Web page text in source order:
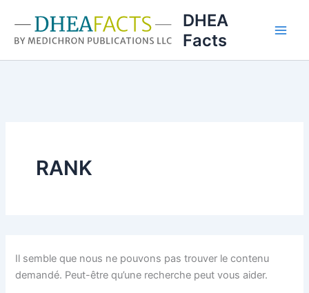
contenu
DHEA
Facts
RANK
Il semble que nous ne pouvons pas trouver le contenu
demandé. Peut-être qu’une recherche peut vous aider.